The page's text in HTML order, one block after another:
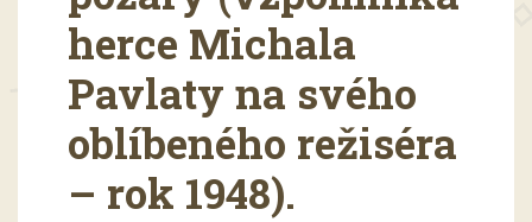
herce Michala
Pavlaty na svého
oblíbeného režiséra
– rok 1948).